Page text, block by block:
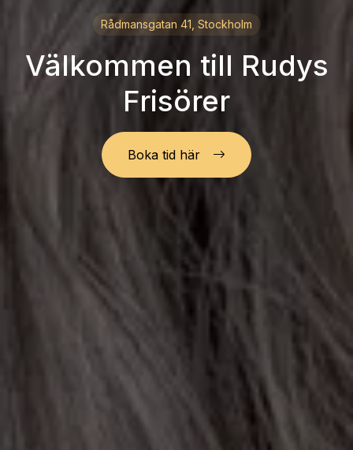
Rådmansgatan 41, Stockholm
Välkommen till Rudys
Frisörer
Boka tid här